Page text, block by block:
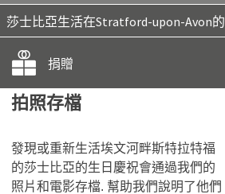
莎士比亞生活在Stratford-upon-Avon的
捐贈
拍照存檔
發現或重新生活埃文河畔斯特拉特福
的莎士比亞的生日慶祝會通過我們的
照片和電影存檔. 幫助我們說明了他們